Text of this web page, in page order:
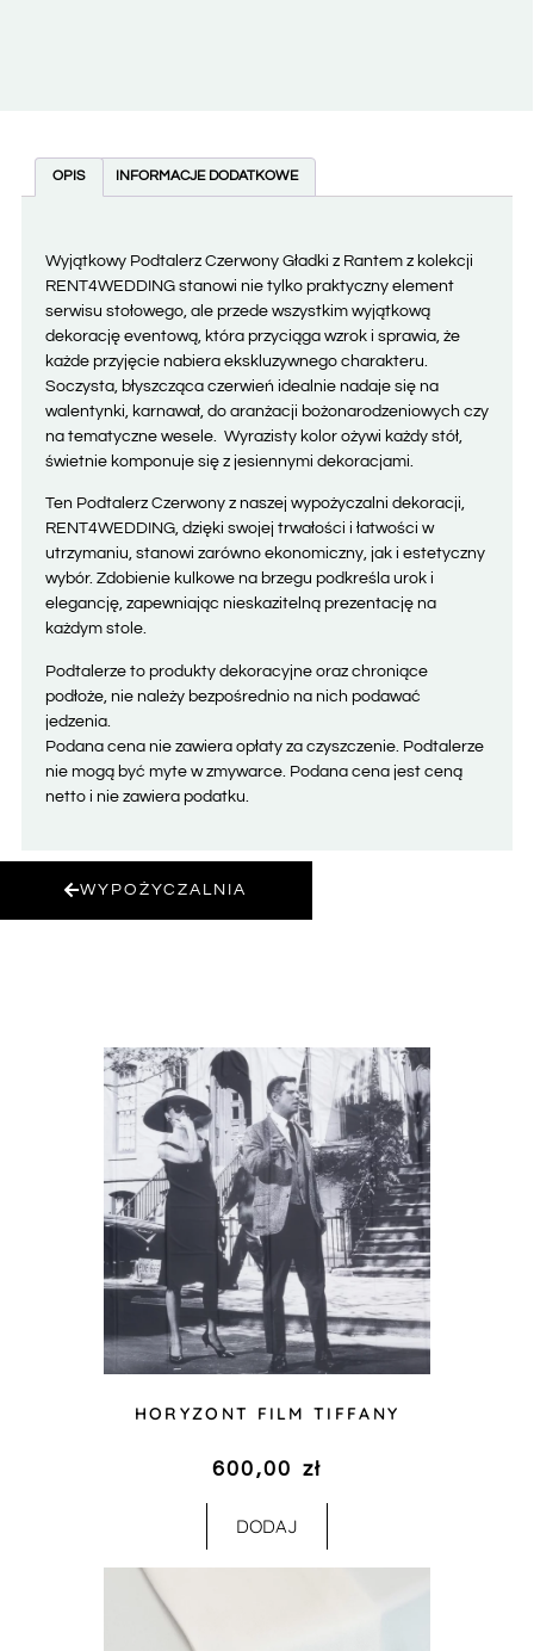
OPIS INFORMACJE DODATKOWE
Wyjątkowy Podtalerz Czerwony Gładki z Rantem z kolekcji
RENT4WEDDING stanowi nie tylko praktyczny element
serwisu stołowego, ale przede wszystkim wyjątkową
dekorację eventową, która przyciąga wzrok i sprawia, że
każde przyjęcie nabiera ekskluzywnego charakteru.
Soczysta, błyszcząca czerwień idealnie nadaje się na
walentynki, karnawał, do aranżacji bożonarodzeniowych czy
na tematyczne wesele. Wyrazisty kolor ożywi każdy stół,
świetnie komponuje się z jesiennymi dekoracjami.
Ten Podtalerz Czerwony z naszej wypożyczalni dekoracji,
RENT4WEDDING, dzięki swojej trwałości i łatwości w
utrzymaniu, stanowi zarówno ekonomiczny, jak i estetyczny
wybór. Zdobienie kulkowe na brzegu podkreśla urok i
elegancję, zapewniając nieskazitelną prezentację na
każdym stole.
Podtalerze to produkty dekoracyjne oraz chroniące
podłoże, nie należy bezpośrednio na nich podawać
jedzenia.
Podana cena nie zawiera opłaty za czyszczenie. Podtalerze
nie mogą być myte w zmywarce. Podana cena jest ceną
netto i nie zawiera podatku.
WYPOŻYCZALNIA
HORYZONT FILM TIFFANY
600,00 zł
DODAJ